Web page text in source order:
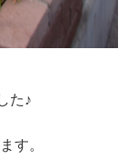
た♪
す。